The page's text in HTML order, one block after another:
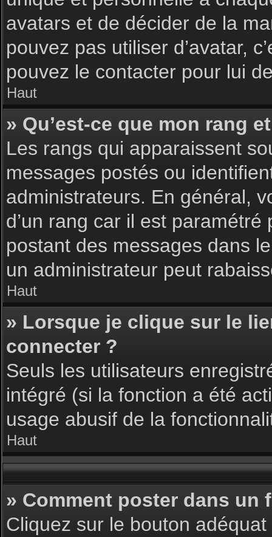
avatars et de décider de la
pouvez pas utiliser d’avatar,
pouvez le contacter pour lui
Haut
» Qu’est-ce que mon rang
Les rangs qui apparaissent
messages postés ou
administrateurs. En général,
d’un rang car il est
postant des messages dans
un administrateur peut
Haut
» Lorsque je clique sur le
connecter ?
Seuls les utilisateurs
intégré (si la fonction a été
usage abusif de la
Haut
» Comment poster dans un
Cliquez sur le bouton